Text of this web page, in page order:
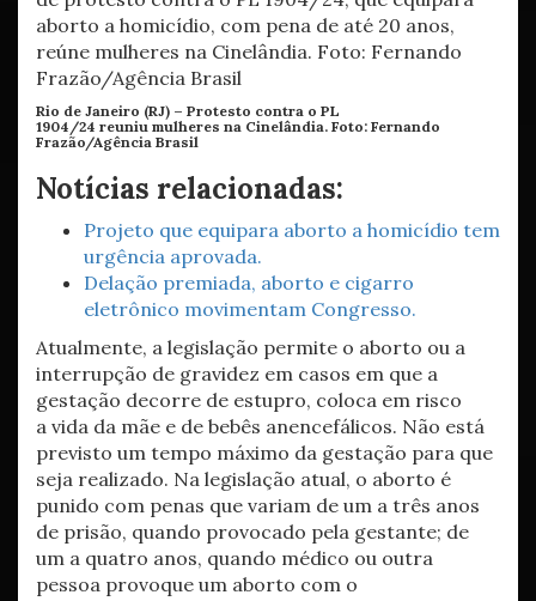
Rio de Janeiro (RJ) – Protesto contra o PL
1904/24 reuniu mulheres na Cinelândia. Foto: Fernando
Frazão/Agência Brasil
Notícias relacionadas:
Projeto que equipara aborto a homicídio tem
urgência aprovada.
Delação premiada, aborto e cigarro
eletrônico movimentam Congresso.
Atualmente, a legislação permite o aborto ou a
interrupção de gravidez em casos em que a
gestação decorre de estupro, coloca em risco
a vida da mãe e de bebês anencefálicos. Não está
previsto um tempo máximo da gestação para que
seja realizado. Na legislação atual, o aborto é
punido com penas que variam de um a três anos
de prisão, quando provocado pela gestante; de
um a quatro anos, quando médico ou outra
pessoa provoque um aborto com o